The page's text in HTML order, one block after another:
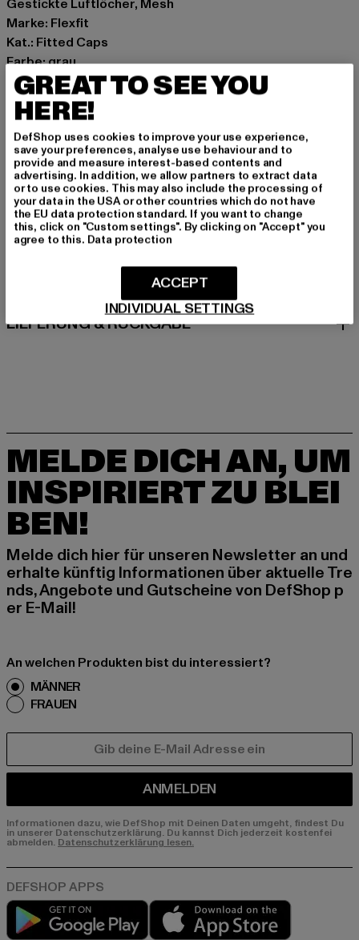
Gestickte Luftlöcher, Mesh
Marke: Flexfit
Kat.: Fitted Caps
Farbe: grau
Hersteller Farbe: grey
Materialzusammensetzung: 100% Polyester
Art.Nr: 6597-00111
Hersteller: TB International GmbH |info@tbint.de
Dr.-Robert-Murjahn-Straße 7 | 64372 Ober-Ramstadt |
DE
GRÖSSE & PASSFORM
LIEFERUNG & RÜCKGABE
MELDE DICH AN, UM
INSPIRIERT ZU BLEI
BEN!
Melde dich hier für unseren Newsletter an und
erhalte künftig Informationen über aktuelle Tre
nds, Angebote und Gutscheine von DefShop p
er E-Mail!
An welchen Produkten bist du interessiert?
MÄNNER
FRAUEN
ANMELDEN
Informationen dazu, wie DefShop mit Deinen Daten umgeht, findest Du
in unserer Datenschutzerklärung. Du kannst Dich jederzeit kostenfei
abmelden. Datenschutzerklärung lesen.
Play market
GREAT TO SEE YOU
HERE!
DefShop uses cookies to improve your use experience,
save your preferences, analyse use behaviour and to
provide and measure interest-based contents and
advertising. In addition, we allow partners to extract data
or to use cookies. This may also include the processing of
your data in the USA or other countries which do not have
the EU data protection standard. If you want to change
this, click on "Custom settings". By clicking on "Accept" you
agree to this. Data protection
INDIVIDUAL SETTINGS
ACCEPT